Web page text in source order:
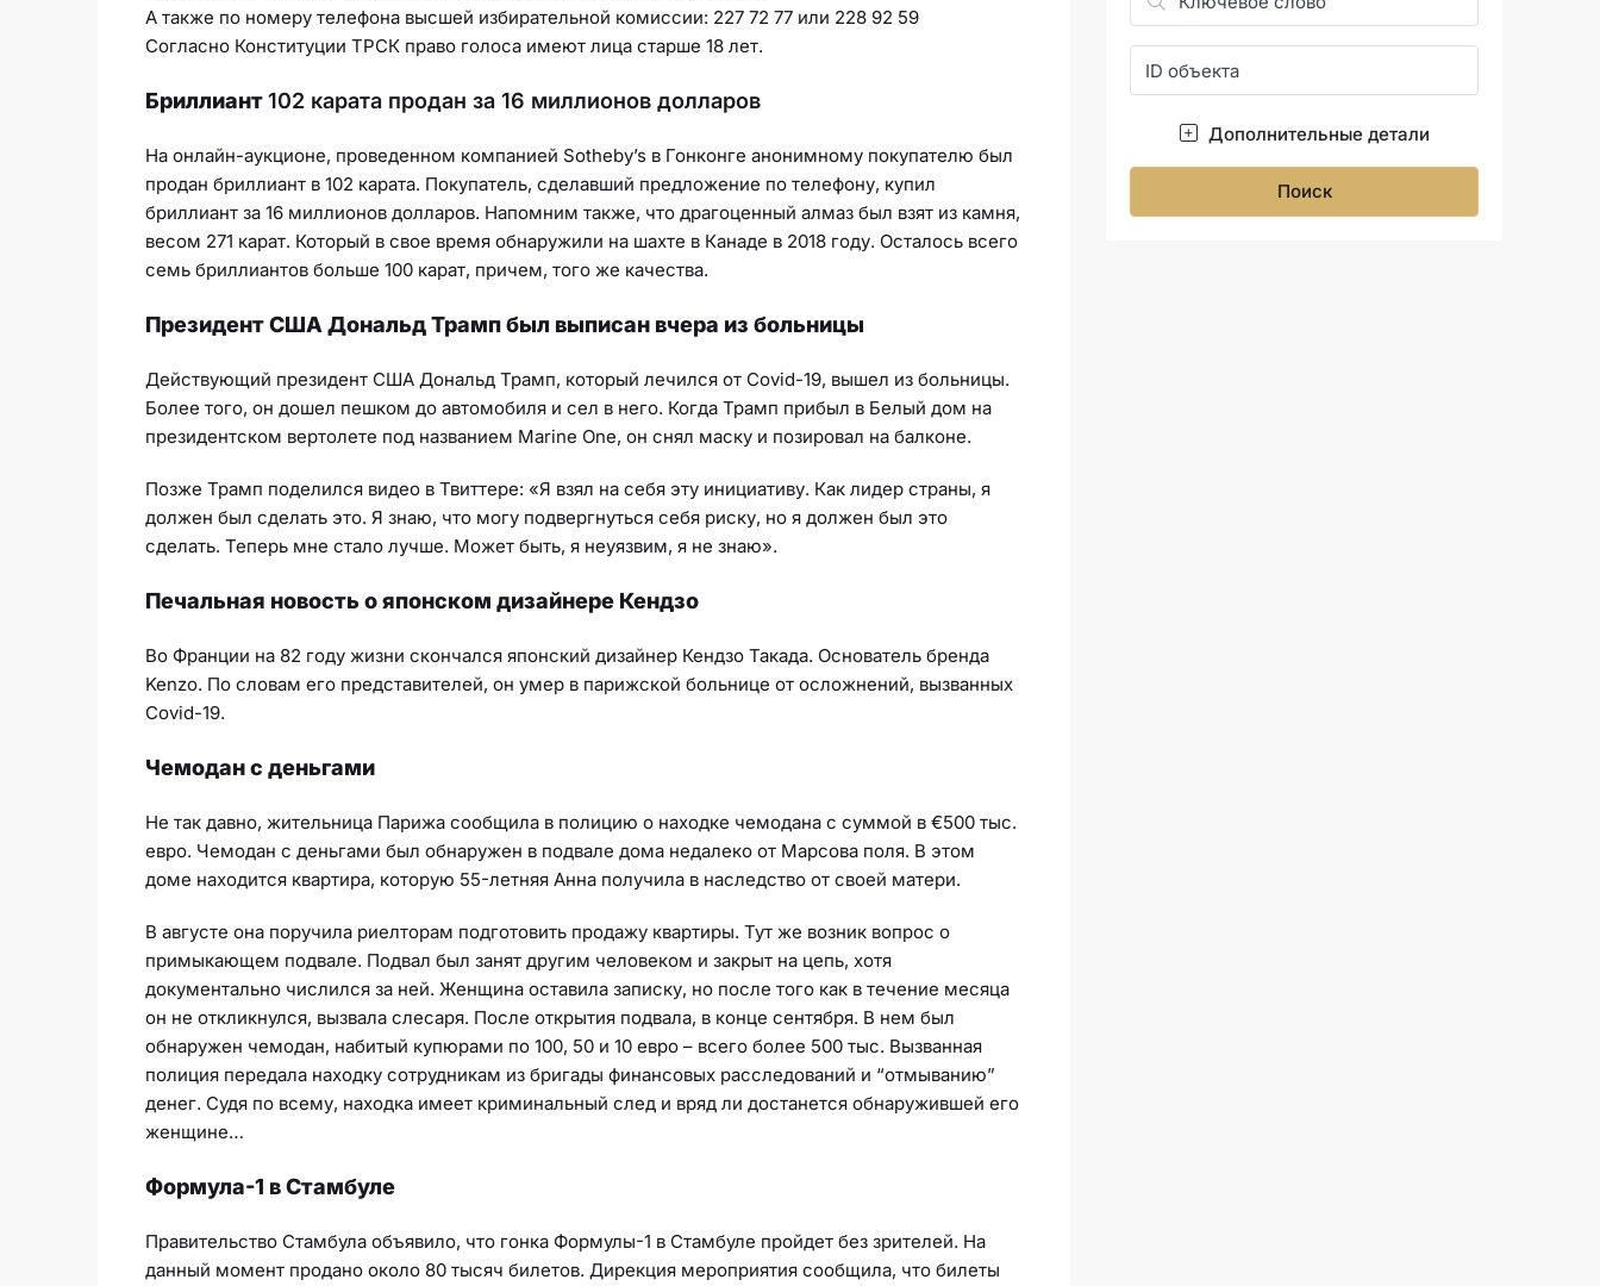
А также по номеру телефона высшей избирательной комиссии: 227 72 77 или 228 92 59
Согласно Конституции ТРСК право голоса имеют лица старше 18 лет.
Бриллиант102 карата продан за 16 миллионов долларов
На онлайн-аукционе, проведенном компанией Sotheby’s в Гонконге анонимному покупателю был
продан бриллиант в 102 карата. Покупатель, сделавший предложение по телефону, купил
бриллиант за 16 миллионов долларов. Напомним также, что драгоценный алмаз был взят из камня,
весом 271 карат. Который в свое время обнаружили на шахте в Канаде в 2018 году. Осталось всего
семь бриллиантов больше 100 карат, причем, того же качества.
Президент США Дональд Трамп был выписан вчера из больницы
Действующий президент США Дональд Трамп, который лечился от Covid-19, вышел из больницы.
Более того, он дошел пешком до автомобиля и сел в него. Когда Трамп прибыл в Белый дом на
президентском вертолете под названием Marine One, он снял маску и позировал на балконе.
Позже Трамп поделился видео в Твиттере: «Я взял на себя эту инициативу. Как лидер страны, я
должен был сделать это. Я знаю, что могу подвергнуться себя риску, но я должен был это
сделать. Теперь мне стало лучше. Может быть, я неуязвим, я не знаю».
Печальная новость о японском дизайнере Кендзо
Во Франции на 82 году жизни скончался японский дизайнер Кендзо Такада. Основатель бренда
Kenzo. По словам его представителей, он умер в парижской больнице от осложнений, вызванных
Covid-19.
Чемодан с деньгами
Не так давно, жительница Парижа сообщила в полицию о находке чемодана с суммой в €500 тыс.
евро. Чемодан с деньгами был обнаружен в подвале дома недалеко от Марсова поля. В этом
доме находится квартира, которую 55-летняя Анна получила в наследство от своей матери.
В августе она поручила риелторам подготовить продажу квартиры. Тут же возник вопрос о
примыкающем подвале. Подвал был занят другим человеком и закрыт на цепь, хотя
документально числился за ней. Женщина оставила записку, но после того как в течение месяца
он не откликнулся, вызвала слесаря. После открытия подвала, в конце сентября. В нем был
обнаружен чемодан, набитый купюрами по 100, 50 и 10 евро – всего более 500 тыс. Вызванная
полиция передала находку сотрудникам из бригады финансовых расследований и “отмыванию”
денег. Судя по всему, находка имеет криминальный след и вряд ли достанется обнаружившей его
женщине…
Формула-1 в Стамбуле
Правительство Стамбула объявило, что гонка Формулы-1 в Стамбуле пройдет без зрителей. На
данный момент продано около 80 тысяч билетов. Дирекция мероприятия сообщила, что билеты
Дополнительные детали
Поиск